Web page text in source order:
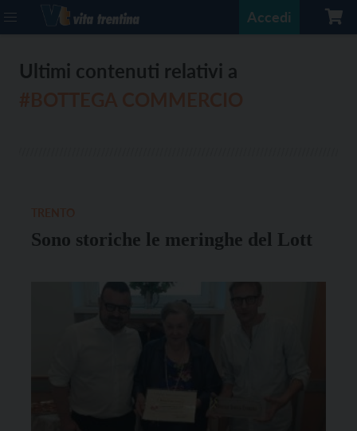
Accedi
Ultimi contenuti relativi a
Sono storiche le meringhe del Lott